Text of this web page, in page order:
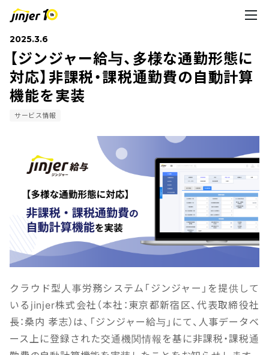
2025.3.6
【ジンジャー給与、多様な通勤形態に
対応】非課税・課税通勤費の自動計算
機能を実装
サービス情報
クラウド型人事労務システム「ジンジャー」を提供して
いるjinjer株式会社（本社：東京都新宿区、代表取締役社
長：桑内 孝志）は、「ジンジャー給与」にて、人事データベ
ース上に登録された交通機関情報を基に非課税・課税通